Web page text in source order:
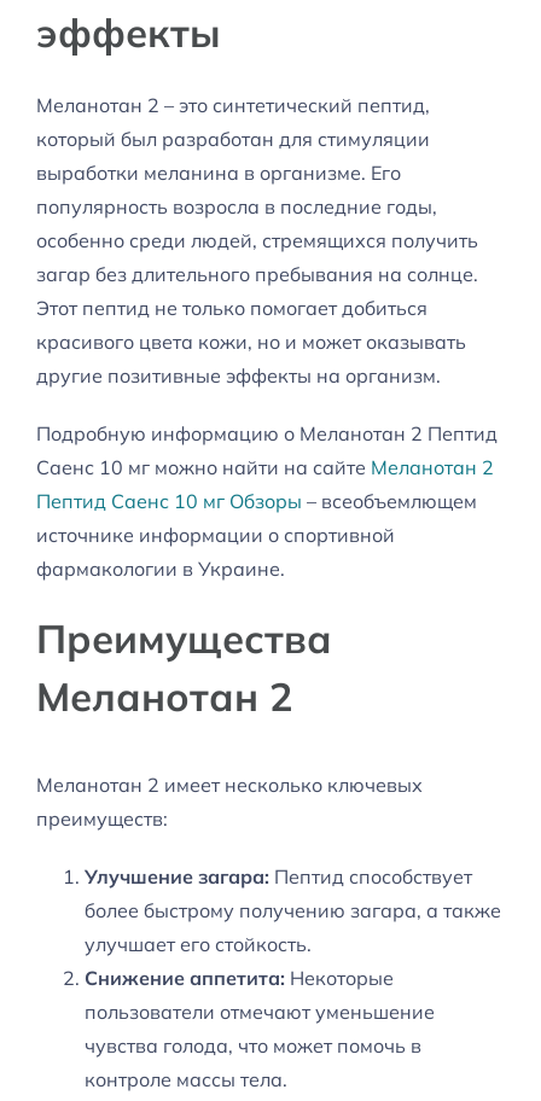
эффекты
Меланотан 2 – это синтетический пептид,
который был разработан для стимуляции
выработки меланина в организме. Его
популярность возросла в последние годы,
особенно среди людей, стремящихся получить
загар без длительного пребывания на солнце.
Этот пептид не только помогает добиться
красивого цвета кожи, но и может оказывать
другие позитивные эффекты на организм.
Подробную информацию о Меланотан 2 Пептид
Саенс 10 мг можно найти на сайте Меланотан 2
Пептид Саенс 10 мг Обзоры – всеобъемлющем
источнике информации о спортивной
фармакологии в Украине.
Преимущества
Меланотан 2
Меланотан 2 имеет несколько ключевых
преимуществ:
Улучшение загара: Пептид способствует
более быстрому получению загара, а также
улучшает его стойкость.
Снижение аппетита: Некоторые
пользователи отмечают уменьшение
чувства голода, что может помочь в
контроле массы тела.